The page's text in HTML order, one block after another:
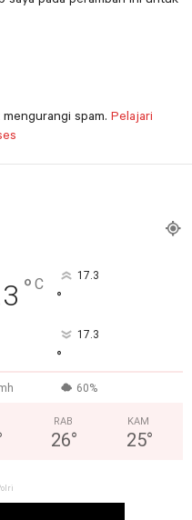
spam. Pelajari
° C 17.3
°
17.3
°
60%
RAB
26°
KAM
25°